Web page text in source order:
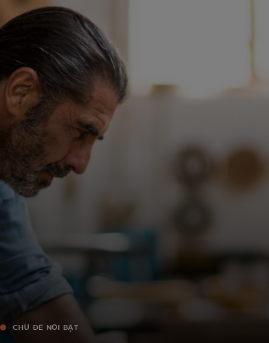
Dành cho bạn
Dành cho doanh nghiệp
Dành cho thế giới
Dành cho nhà đổi mới
Tin tức và xu hướng
CHỦ ĐỀ NỔI BẬT